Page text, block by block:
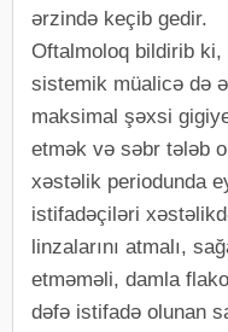
ərzində keçib gedir.
Oftalmoloq bildirib
sistemik müalicə də
maksimal şəxsi
etmək və səbr tələb
xəstəlik periodunda
istifadəçiləri
linzalarını atmalı,
etməməli, damla
dəfə istifadə olunan